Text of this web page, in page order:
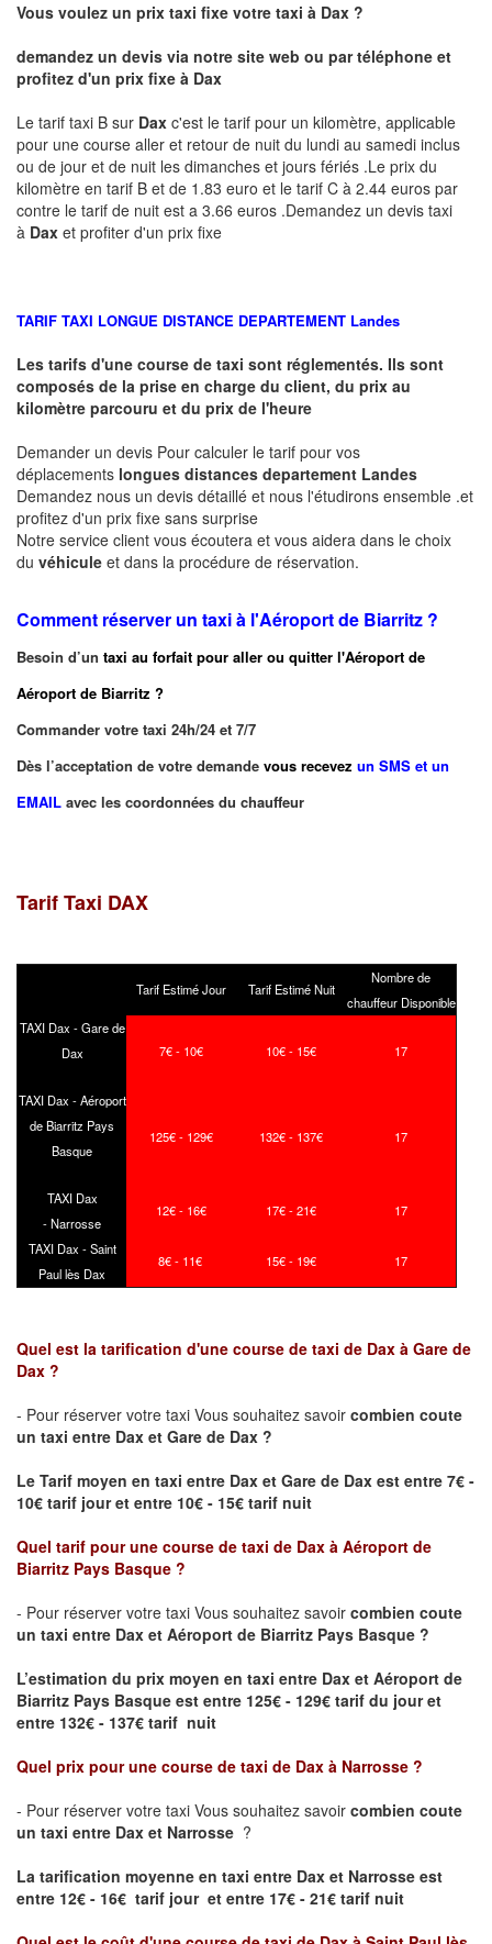
Vous voulez un prix taxi fixe votre taxi à Dax ?
demandez un devis via notre site web ou par téléphone et
profitez d'un prix fixe à Dax
Le tarif taxi B sur Dax c'est le tarif pour un kilomètre, applicable
pour une course aller et retour de nuit du lundi au samedi inclus
ou de jour et de nuit les dimanches et jours fériés .Le prix du
kilomètre en tarif B et de 1.83 euro et le tarif C à 2.44 euros par
contre le tarif de nuit est a 3.66 euros .Demandez un devis taxi
à Dax et profiter d'un prix fixe
TARIF TAXI LONGUE DISTANCE DEPARTEMENT Landes
Les tarifs d'une course de taxi sont réglementés. Ils sont
composés de la prise en charge du client, du prix au
kilomètre parcouru et du prix de l'heure
Demander un devis Pour calculer le tarif pour vos
déplacements longues distances departement Landes
Demandez nous un devis détaillé et nous l'étudirons ensemble .et
profitez d'un prix fixe sans surprise
Notre service client vous écoutera et vous aidera dans le choix
du véhicule et dans la procédure de réservation.
Comment réserver un taxi à l'Aéroport de Biarritz ?
Besoin d’un taxi au forfait pour aller ou quitter l'Aéroport de
Aéroport de Biarritz ?
Commander votre taxi 24h/24 et 7/7
Dès l’acceptation de votre demande vous recevez un SMS et un
EMAIL avec les coordonnées du chauffeur
Tarif Taxi DAX
Tarif Estimé Jour Tarif Estimé Nuit
Nombre de
chauffeur Disponible
TAXI Dax - Gare de
Dax
7€ - 10€ 10€ - 15€ 17
TAXI Dax - Aéroport
de Biarritz Pays
Basque
125€ - 129€ 132€ - 137€ 17
TAXI Dax
- Narrosse
12€ - 16€ 17€ - 21€ 17
TAXI Dax - Saint
Paul lès Dax
8€ - 11€ 15€ - 19€ 17
Quel est la tarification d'une course de taxi de Dax à Gare de
Dax ?
- Pour réserver votre taxi Vous souhaitez savoir combien coute
un taxi entre Dax et Gare de Dax ?
Le Tarif moyen en taxi entre Dax et Gare de Dax est entre 7€ -
10€ tarif jour et entre 10€ - 15€ tarif nuit
Quel tarif pour une course de taxi de Dax à Aéroport de
Biarritz Pays Basque ?
- Pour réserver votre taxi Vous souhaitez savoir combien coute
un taxi entre Dax et Aéroport de Biarritz Pays Basque ?
L’estimation du prix moyen en taxi entre Dax et Aéroport de
Biarritz Pays Basque est entre 125€ - 129€ tarif du jour et
entre 132€ - 137€ tarif nuit
Quel prix pour une course de taxi de Dax à Narrosse ?
- Pour réserver votre taxi Vous souhaitez savoir combien coute
un taxi entre Dax et Narrosse ?
La tarification moyenne en taxi entre Dax et Narrosse est
entre 12€ - 16€ tarif jour et entre 17€ - 21€ tarif nuit